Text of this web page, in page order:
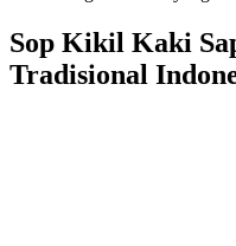
Sop Kikil Kaki
Tradisional